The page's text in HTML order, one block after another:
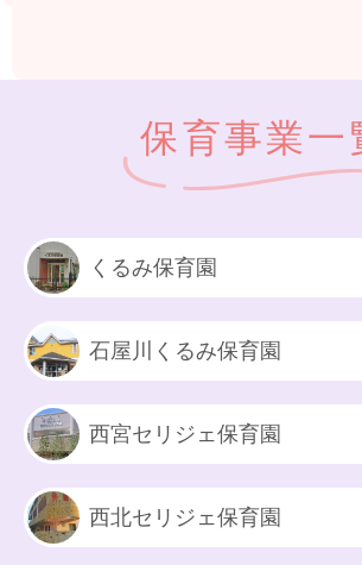
保育事業一
くるみ保育園
石屋川くるみ保育園
西宮セリジェ保育園
西北セリジェ保育園